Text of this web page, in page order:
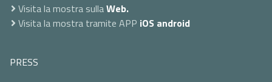
Visita la mostra sullaWeb.
Visita la mostra tramite APP iOS android
PRESS